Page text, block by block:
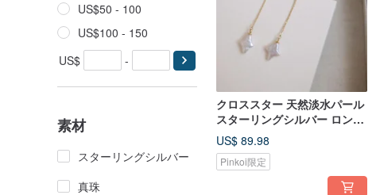
US$50 - 100
US$100 - 150
US$
-
素材
スターリングシルバー
真珠
クロススター 天然淡水パール
スターリングシルバー ロング
ピアス / 925 スターリングシ
ルバーピアス・イヤリング
US$ 89.98
Pinkoi限定